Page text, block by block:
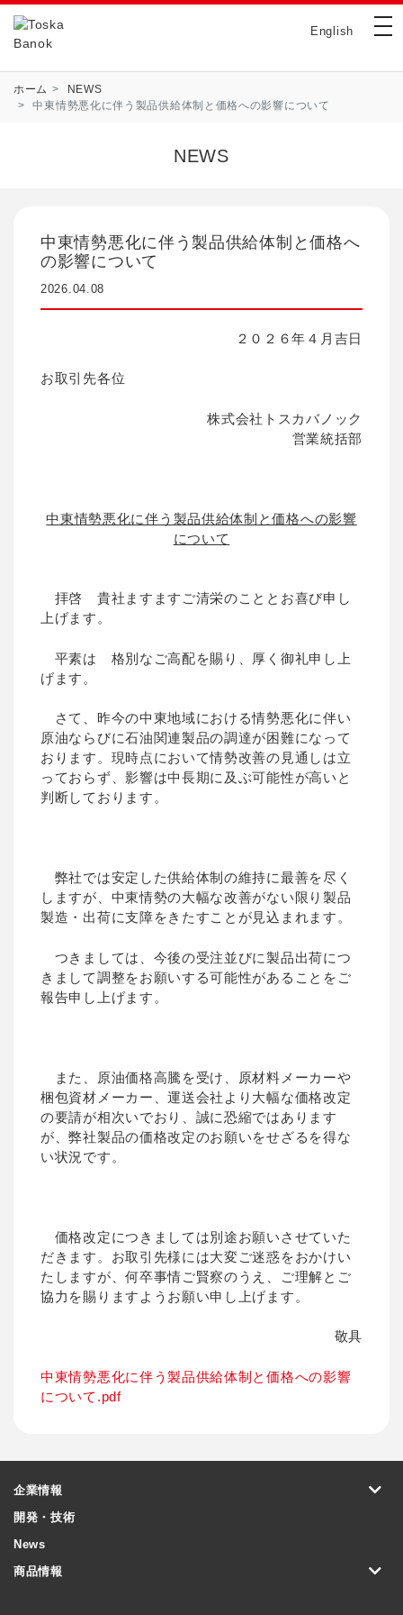
メ
English
パ
ン
ホーム
NEWS
中東情勢悪化に伴う製品供給体制と価格への影響について
NEWS
中東情勢悪化に伴う製品供給体制と価格へ
の影響について
2026.04.08
２０２６年４月吉日
お取引先各位
株式会社トスカバノック
営業統括部
中東情勢悪化に伴う製品供給体制と価格への影響
について
拝啓 貴社ますますご清栄のこととお喜び申し
上げます。
平素は 格別なご高配を賜り、厚く御礼申し上
げます。
さて、昨今の中東地域における情勢悪化に伴い
原油ならびに石油関連製品の調達が困難になって
おります。現時点において情勢改善の見通しは立
っておらず、影響は中長期に及ぶ可能性が高いと
判断しております。
弊社では安定した供給体制の維持に最善を尽く
しますが、中東情勢の大幅な改善がない限り製品
製造・出荷に支障をきたすことが見込まれます。
つきましては、今後の受注並びに製品出荷につ
きまして調整をお願いする可能性があることをご
報告申し上げます。
また、原油価格高騰を受け、原材料メーカーや
梱包資材メーカー、運送会社より大幅な価格改定
の要請が相次いでおり、誠に恐縮ではあります
が、弊社製品の価格改定のお願いをせざるを得な
い状況です。
価格改定につきましては別途お願いさせていた
だきます。お取引先様には大変ご迷惑をおかけい
たしますが、何卒事情ご賢察のうえ、ご理解とご
協力を賜りますようお願い申し上げます。
敬具
中東情勢悪化に伴う製品供給体制と価格への影響
について.pdf
企業情報
開発・技術
News
商品情報